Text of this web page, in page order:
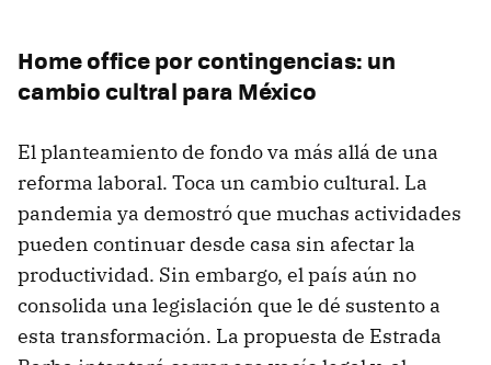
Home office por contingencias: un
cambio cultral para México
El planteamiento de fondo va más allá de una
reforma laboral. Toca un cambio cultural. La
pandemia ya demostró que muchas actividades
pueden continuar desde casa sin afectar la
productividad. Sin embargo, el país aún no
consolida una legislación que le dé sustento a
esta transformación. La propuesta de Estrada